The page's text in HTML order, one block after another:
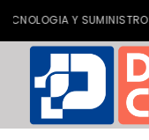
Y SUMINISTROS